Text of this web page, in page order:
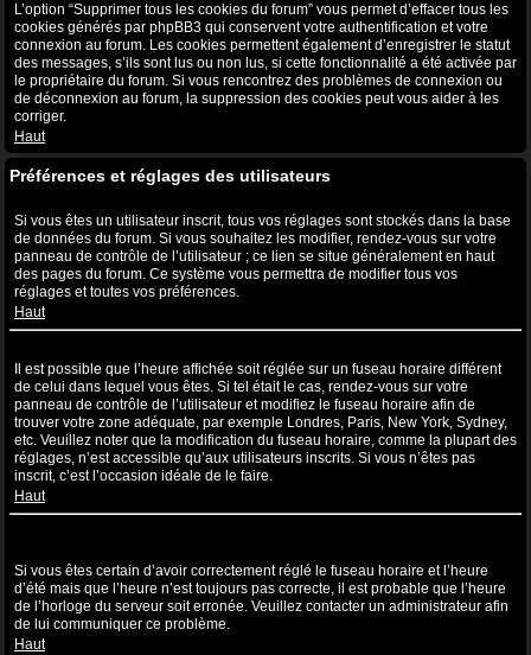
L’option “Supprimer tous les cookies du forum” vous permet d’effacer tous les
cookies générés par phpBB3 qui conservent votre authentification et votre
connexion au forum. Les cookies permettent également d’enregistrer le statut
des messages, s’ils sont lus ou non lus, si cette fonctionnalité a été activée par
le propriétaire du forum. Si vous rencontrez des problèmes de connexion ou
de déconnexion au forum, la suppression des cookies peut vous aider à les
corriger.
Haut
Préférences et réglages des utilisateurs
Si vous êtes un utilisateur inscrit, tous vos réglages sont stockés dans la base
de données du forum. Si vous souhaitez les modifier, rendez-vous sur votre
panneau de contrôle de l’utilisateur ; ce lien se situe généralement en haut
des pages du forum. Ce système vous permettra de modifier tous vos
réglages et toutes vos préférences.
Haut
Il est possible que l’heure affichée soit réglée sur un fuseau horaire différent
de celui dans lequel vous êtes. Si tel était le cas, rendez-vous sur votre
panneau de contrôle de l’utilisateur et modifiez le fuseau horaire afin de
trouver votre zone adéquate, par exemple Londres, Paris, New York, Sydney,
etc. Veuillez noter que la modification du fuseau horaire, comme la plupart des
réglages, n’est accessible qu’aux utilisateurs inscrits. Si vous n’êtes pas
inscrit, c’est l’occasion idéale de le faire.
Haut
Si vous êtes certain d’avoir correctement réglé le fuseau horaire et l’heure
d’été mais que l’heure n’est toujours pas correcte, il est probable que l’heure
de l’horloge du serveur soit erronée. Veuillez contacter un administrateur afin
de lui communiquer ce problème.
Haut